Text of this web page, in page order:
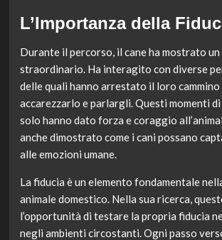
L’Importanza della
Durante il percorso, il cane ha mostrato
straordinario. Ha interagito con diverse
delle quali hanno arrestato il loro cammino
accarezzarlo e parlargli. Questi momenti
solo hanno dato forza e coraggio
anche dimostrato come i cani possano
alle emozioni umane.
La fiducia è un elemento fondamentale
animale domestico. Nella sua ricerca,
l’opportunità di testare la propria fiducia
negli ambienti circostanti. Ogni passo